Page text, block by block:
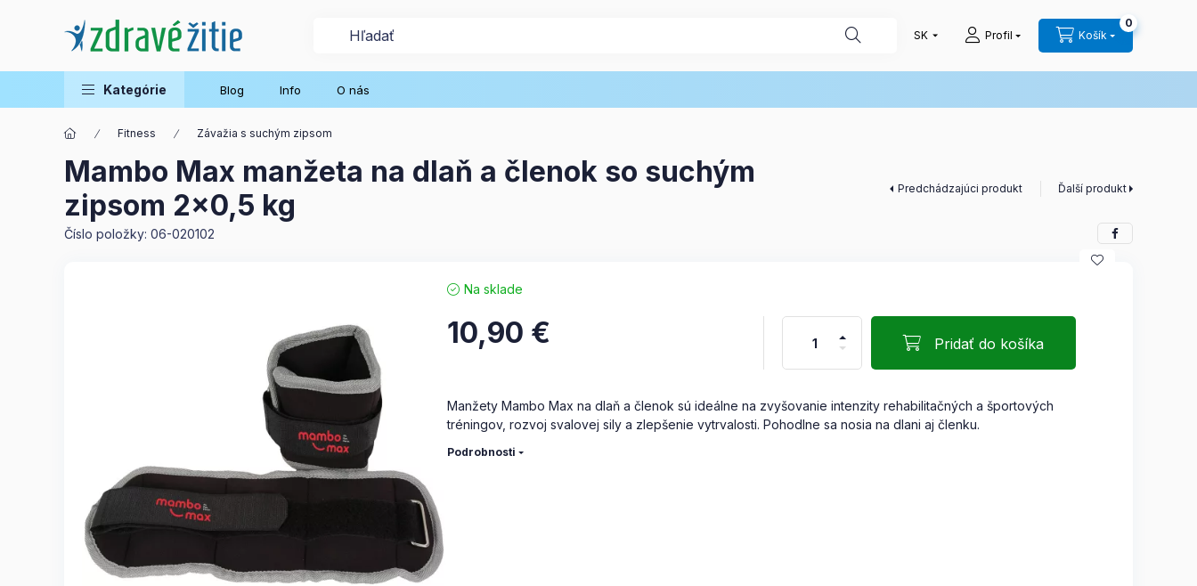
Profil Košík
0
Kategórie Blog Info O nás
Fitness Závažia s suchým zipsom
Mambo Max manžeta na dlaň a členok so suchým
zipsom 2x0,5 kg
Predchádzajúci produkt Ďalší produkt
Číslo položky: 06-020102
Na sklade
10,90 € Pridať do košíka
Manžety Mambo Max na dlaň a členok sú ideálne na zvyšovanie intenzity rehabilitačných a športových
tréningov, rozvoj svalovej sily a zlepšenie vytrvalosti. Pohodlne sa nosia na dlani aj členku.
Podrobnosti